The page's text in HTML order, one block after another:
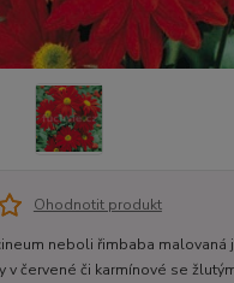
Ohodnotit produkt
neboli řimbaba malovaná
v červené či karmínové se